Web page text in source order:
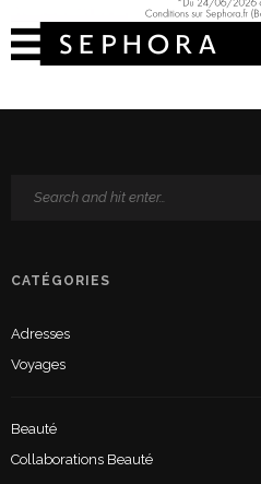
CATÉGORIES
Adresses
Voyages
Beauté
Collaborations Beauté